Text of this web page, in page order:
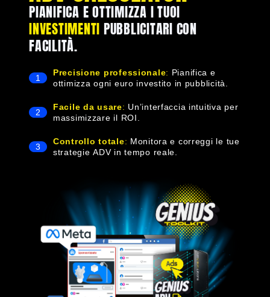
PIANIFICA E OTTIMIZZA I TUOI
INVESTIMENTI PUBBLICITARI CON
FACILITÀ.
1
Precisione professionale: Pianifica e
ottimizza ogni euro investito in pubblicità.
2
Facile da usare: Un’interfaccia intuitiva per
massimizzare il ROI.
3
Controllo totale: Monitora e correggi le tue
strategie ADV in tempo reale.